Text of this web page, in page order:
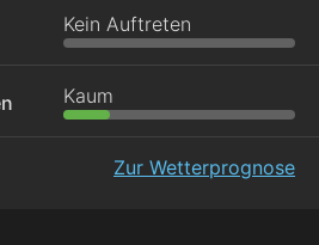
Kein Auftreten
Kaum
Zur Wetterprognose